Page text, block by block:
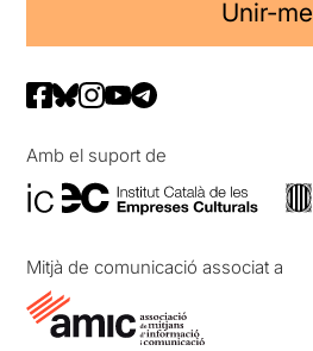
Unir-me
Amb el suport de
Mitjà de comunicació associat a